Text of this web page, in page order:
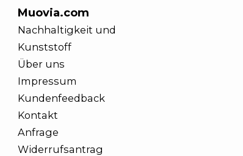
Muovia.com
Nachhaltigkeit und
Kunststoff
Über uns
Impressum
Kundenfeedback
Kontakt
Anfrage
Widerrufsantrag